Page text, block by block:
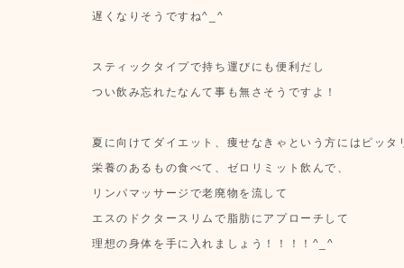
遅くなりそうですね^_^
スティックタイプで持ち運びにも便利だし
つい飲み忘れたなんて事も無さそうですよ！
夏に向けてダイエット、痩せなきゃという方にはピッタ
栄養のあるもの食べて、ゼロリミット飲んで、
リンパマッサージで老廃物を流して
エスのドクタースリムで脂肪にアプローチして
理想の身体を手に入れましょう！！！！^_^